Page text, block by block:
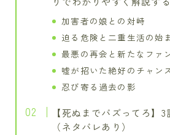
加害者の娘との対峙
迫る危険と二重生活の始
最悪の再会と新たなファ
嘘が招いた絶好のチャン
忍び寄る過去の影
【死ぬまでバズってろ】
（ネタバレあり）